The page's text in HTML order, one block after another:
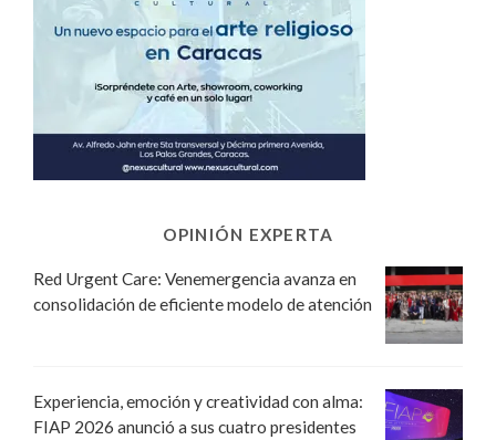
OPINIÓN EXPERTA
Red Urgent Care: Venemergencia avanza en
consolidación de eficiente modelo de atención
Experiencia, emoción y creatividad con alma:
FIAP 2026 anunció a sus cuatro presidentes